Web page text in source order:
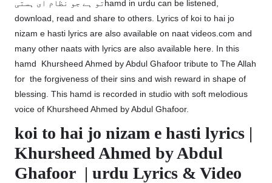
تو ہے جو نظام ای ہستیhamd in urdu can be listened,
download, read and share to others. Lyrics of koi to hai jo
nizam e hasti lyrics are also available on naat videos.com and
many other naats with lyrics are also available here. In this
hamd Khursheed Ahmed by Abdul Ghafoor tribute to The Allah
for the forgiveness of their sins and wish reward in shape of
blessing. This hamd is recorded in studio with soft melodious
voice of Khursheed Ahmed by Abdul Ghafoor.
koi to hai jo nizam e hasti lyrics |
Khursheed Ahmed by Abdul
Ghafoor | urdu Lyrics & Video